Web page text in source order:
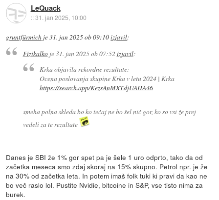
LeQuack
::31. jan 2025, 10:00
gruntfürmich je31. jan 2025 ob 09:10izjavil:
Fizikalkoje31. jan 2025 ob 07:52 izjavil:
Krka objavila rekordne rezultate:
Ocena poslovanja skupine Krka v letu 2024 | Krka
https://search.app/KezsAnMXTdjUAHA46
smeha polna skleda bo ko tečaj ne bo šel nič gor, ko so vsi že prej
vedeli za te rezultate
Danes je SBI že 1% gor spet pa je šele 1 uro odprto, tako da od
začetka meseca smo zdaj skoraj na 15% skupno. Petrol npr. je že
na 30% od začetka leta. In potem imaš folk tuki ki pravi da kao ne
bo več raslo lol. Pustite Nvidie, bitcoine in S&P, vse tisto nima za
burek.